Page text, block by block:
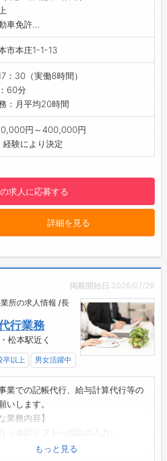
経営企画室などがあり幅広い世代の
在籍しています
を越えて連携しながら組織全体を支
で、周囲と協力しながら進めるやり
場◎
ースあり！
ロッカー
レンジ、冷蔵庫、給湯器等完備！
になります！
力】
正12年に創業したジャムメーカーで
務用・給食用などあらゆるジャムを
るほか、はちみつ・水飴・あんこ、
の方々から愛され続けており、おか
年も安定した経営を継続中です
件に携われます！
、住宅、工場、倉庫などの新築・改
心に担当
宅案件が中心ですが、今後は公共施
み◎
により土日出勤あり
・振替早退で柔軟対応）
可！
野県内中心です
を持ちながら管理したい方
管理職を目指したい方
スについて】
立41年を迎えたウィルトスは、長野
マネジメント・電気工事を3つの柱
の方々の生活・事業・自然環境を支
の従業員（正社員は約130名）と共
は売上高21億円と、４年連続で最
新しています！
事部署の強化によって、より基盤を
参ります。
土の会社】
ンバーは女性8名、男性3名で仲が良
年齢関係なく意見が出しやすい風土
いてくれるので、安心して業務を行
車免許...
市本庄1-1-13
：30（実働8時間）
60分
：月平均20時間
円～400,000円
経験により決定
求人に応募する
詳細を見る
掲載開始日:2026/07/26
所の求人情報 /長
行業務
松本駅近く
卒以上 男女活躍中
業での記帳代行、給与計算代行等の
いします。
業務内容】
もっと見る